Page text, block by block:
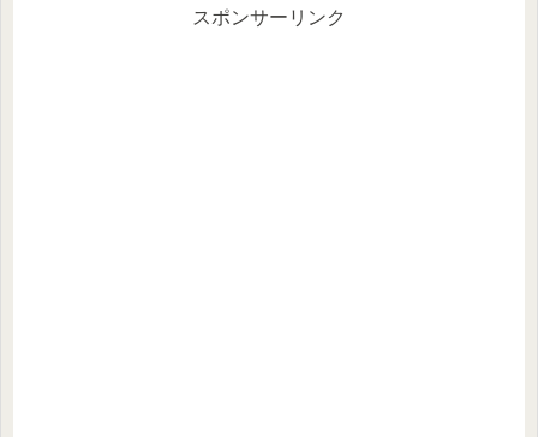
ッ...
スポンサーリンク